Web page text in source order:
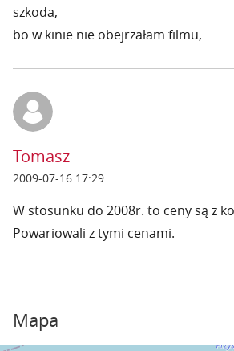
szkoda,
bo w kinie nie obejrzałam filmu,
Tomasz
2009-07-16 17:29
W stosunku do 2008r. to ceny są z
Powariowali z tymi cenami.
Mapa